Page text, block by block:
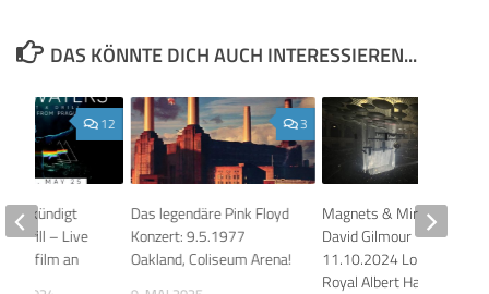
DAS KÖNNTE DICH AUCH INTERESSIEREN...
3
Das legendäre Pink Floyd
Konzert: 9.5.1977
Oakland, Coliseum Arena!
Magnets & Miracles:
David Gilmour
11.10.2024 London,
Royal Albert Hall
12
kündigt
A Drill – Live
an